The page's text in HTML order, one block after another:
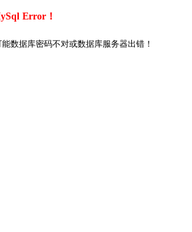
Error！
数据库密码不对或数据库服务器出错！